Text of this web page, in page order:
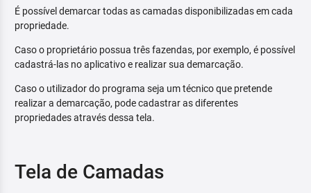
É possível demarcar todas as camadas disponibilizadas em cada
propriedade.
Caso o proprietário possua três fazendas, por exemplo, é possível
cadastrá-las no aplicativo e realizar sua demarcação.
Caso o utilizador do programa seja um técnico que pretende
realizar a demarcação, pode cadastrar as diferentes
propriedades através dessa tela.
Tela de Camadas